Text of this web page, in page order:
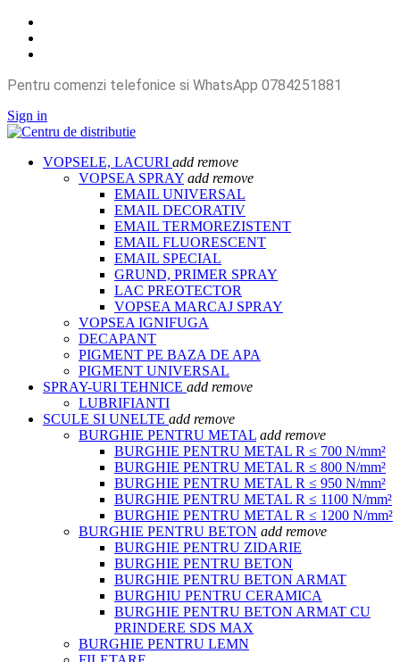
Pentru comenzi telefonice si WhatsApp 0784251881
Sign in
VOPSELE, LACURI add remove
VOPSEA SPRAY add remove
EMAIL UNIVERSAL
EMAIL DECORATIV
EMAIL TERMOREZISTENT
EMAIL FLUORESCENT
EMAIL SPECIAL
GRUND, PRIMER SPRAY
LAC PREOTECTOR
VOPSEA MARCAJ SPRAY
VOPSEA IGNIFUGA
DECAPANT
PIGMENT PE BAZA DE APA
PIGMENT UNIVERSAL
SPRAY-URI TEHNICE add remove
LUBRIFIANTI
SCULE SI UNELTE add remove
BURGHIE PENTRU METAL add remove
BURGHIE PENTRU METAL R ≤ 700 N/mm²
BURGHIE PENTRU METAL R ≤ 800 N/mm²
BURGHIE PENTRU METAL R ≤ 950 N/mm²
BURGHIE PENTRU METAL R ≤ 1100 N/mm²
BURGHIE PENTRU METAL R ≤ 1200 N/mm²
BURGHIE PENTRU BETON add remove
BURGHIE PENTRU ZIDARIE
BURGHIE PENTRU BETON
BURGHIE PENTRU BETON ARMAT
BURGHIU PENTRU CERAMICA
BURGHIE PENTRU BETON ARMAT CU
PRINDERE SDS MAX
BURGHIE PENTRU LEMN